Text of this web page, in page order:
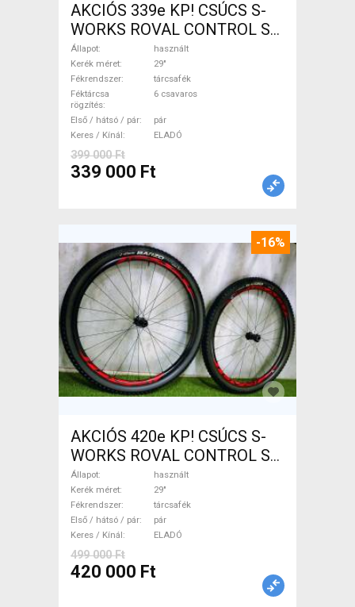
AKCIÓS 339e KP! CSÚCS S-
WORKS ROVAL CONTROL SL
29 CARBON RS1
kerékszettek ROVAL
CONTROL SL 29 RS1
Mountain Bike Alkatrész,
MTB Kerék / Felni / Gumi 29"
használt ELADÓ
Állapot
használt
Kerék méret
29"
Fékrendszer
tárcsafék
Féktárcsa
rögzítés
6 csavaros
Első / hátsó / pár
pár
Keres / Kínál
ELADÓ
399 000 Ft
339 000 Ft
-16%
AKCIÓS 420e KP! CSÚCS S-
WORKS ROVAL CONTROL SL
29 - RS1 kerékszett ROVAL
CONTROL Mountain Bike
Alkatrész, MTB Kerék / Felni /
Gumi 29" használt ELADÓ
Állapot
használt
Kerék méret
29"
Fékrendszer
tárcsafék
Első / hátsó / pár
pár
Keres / Kínál
ELADÓ
499 000 Ft
420 000 Ft